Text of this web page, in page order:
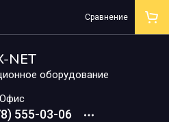
NET
оборудование
Офис
555-03-06
Сравнение